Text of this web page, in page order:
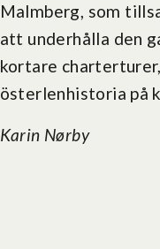
Malmberg, som
att underhålla den
kortare
österlenhistoria på
Karin Nørby